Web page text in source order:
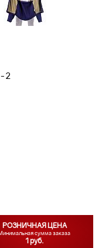
2
РОЗНИЧНАЯ ЦЕНА
сумма заказа
1 руб.